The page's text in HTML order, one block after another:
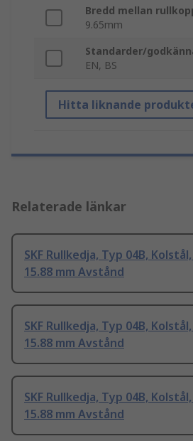
Bredd mellan
9.65mm
Standarder/
EN, BS
Hitta liknande
Relaterade länkar
SKF Rullkedja, Typ 04B,
15.88 mm Avstånd
SKF Rullkedja, Typ 04B, Kolstål,
15.88 mm Avstånd
SKF Rullkedja, Typ 04B, Kolstål,
15.88 mm Avstånd